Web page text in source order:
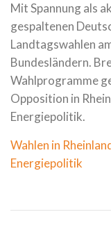
Mit Spannung als
gespaltenen
Landtagswahlen
Bundesländern.
Wahlprogramme
Opposition in
Energiepolitik.
Wahlen in
Energiepolitik